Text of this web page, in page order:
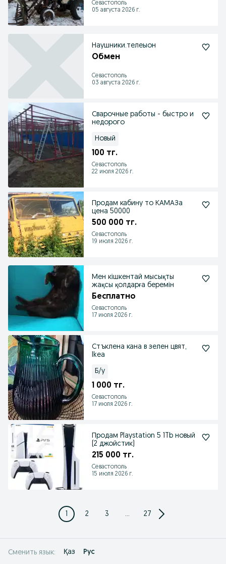
Севастополь
05 августа 2026 г.
Наушники.телеыон
Обмен
Севастополь
03 августа 2026 г.
Сварочные работы - быстро и
недорого
Новый
100 тг.
Севастополь
22 июля 2026 г.
Продам кабину то КАМАЗа
цена 50000
500 000 тг.
Севастополь
19 июля 2026 г.
Мен кішкентай мысықты
жақсы қолдарға беремін
Бесплатно
Севастополь
17 июля 2026 г.
Стъклена кана в зелен цвят,
Ikea
Б/у
1 000 тг.
Севастополь
17 июля 2026 г.
Продам Playstation 5 1Tb новый
(2 джойстик)
215 000 тг.
Севастополь
15 июля 2026 г.
1 2 3 ... 27
Сменить язык: Қаз Рус